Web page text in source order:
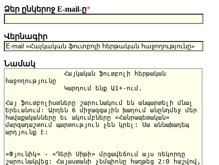
Ձեր ընկերոջ E-mail-ը*
Վերնագիր
Նամակ